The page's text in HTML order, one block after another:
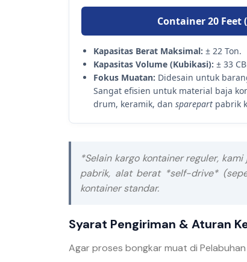
Container 20 Feet
Kapasitas Berat Maksimal: ± 22 Ton.
Kapasitas Volume (Kubikasi): ± 33
Fokus Muatan: Didesain untuk
Sangat efisien untuk material baja
drum, keramik, dan sparepart pabrik
*Selain kargo kontainer reguler,
pabrik, alat berat *self-drive*
kontainer standar.
Syarat Pengiriman & Aturan
Agar proses bongkar muat di